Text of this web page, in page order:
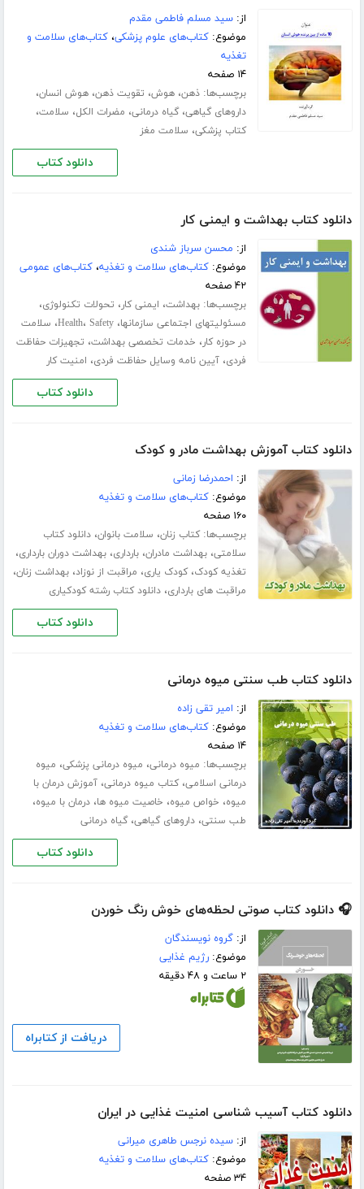
از:سید مسلم فاطمی مقدم
موضوع:کتاب‌های علوم پزشکی،کتاب‌های سلامت و
تغذیه
۱۴ صفحه
برچسب‌ها:ذهن،هوش، تقویت ذهن،هوش انسان،
داروهای گیاهی،گیاه درمانی، مضرات الکل، سلامت،
کتاب پزشکی، سلامت مغز
دانلود کتاب
دانلود کتاب بهداشت و ایمنی کار
از: محسن سرباز شندی
موضوع:کتاب‌های سلامت و تغذیه،کتاب‌های عمومی
۴۲ صفحه
برچسب‌ها:بهداشت، ایمنی کار، تحولات تکنولوژی،
مسئولیتهای اجتماعی سازمانها، Health، Safety ، سلامت
در حوزه کار، خدمات تخصصی بهداشت، تجهیزات حفاظت
فردی،آیین نامه وسایل حفاظت فردی، امنیت کار
دانلود کتاب
دانلود کتاب آموزش بهداشت مادر و کودک
از: احمدرضا زمانی
موضوع:کتاب‌های سلامت و تغذیه
۱۶۰ صفحه
برچسب‌ها:کتاب زنان، سلامت بانوان،دانلود کتاب
سلامتی،بهداشت مادران،بارداری،بهداشت دوران بارداری،
تغذیه کودک،کودک یاری، مراقبت از نوزاد،بهداشت زنان،
مراقبت های بارداری،دانلود کتاب رشته کودکیاری
دانلود کتاب
دانلود کتاب طب سنتی میوه درمانی
از: امیر تقی زاده
موضوع:کتاب‌های سلامت و تغذیه
۱۴ صفحه
برچسب‌ها: میوه درمانی، میوه درمانی پزشکی، میوه
درمانی اسلامی،کتاب میوه درمانی،آموزش درمان با
میوه، خواص میوه، خاصیت میوه ها،درمان با میوه،
طب سنتی،داروهای گیاهی،گیاه درمانی
دانلود کتاب
🎧 دانلود کتاب صوتی لحظه‌های خوش رنگ خوردن
از:گروه نویسندگان
موضوع:رژیم غذایی
۲ ساعت و ۴۸ دقیقه
دریافت از کتابراه
دانلود کتاب آسیب شناسی امنیت غذایی در ایران
از:سیده نرجس طاهری میرانی
موضوع:کتاب‌های سلامت و تغذیه
۳۴ صفحه